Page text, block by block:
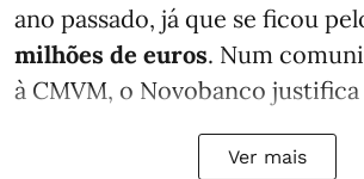
ano passado, já que se ficou
milhões de euros. Num
à CMVM, o Novobanco justifica
Ver mais